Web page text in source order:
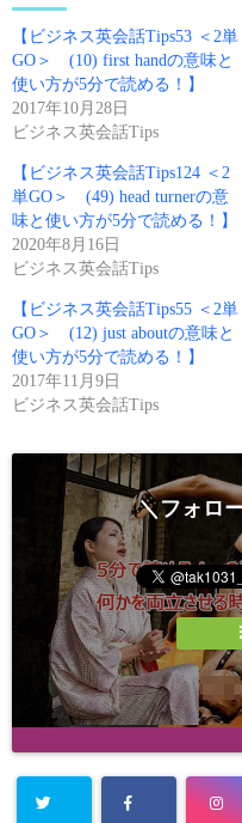
r
e
o
w
i
t
r
(
新
し
い
ウ
ィ
ン
ウ
で
開
き
ま
す
)
す
る
に
は
ク
リ
ッ
ク
て
く
だ
さ
い
新
し
ウ
ィ
ン
ド
ウ
開
き
)
【ビジネス英会話Tips53 ＜2単
GO＞ (10) first handの意味と
使い方が5分で読める！】
2017年10月28日
ビジネス英会話Tips
【ビジネス英会話Tips124 ＜2
単GO＞ (49) head turnerの意
味と使い方が5分で読める！】
2020年8月16日
ビジネス英会話Tips
【ビジネス英会話Tips55 ＜2単
GO＞ (12) just aboutの意味と
使い方が5分で読める！】
2017年11月9日
ビジネス英会話Tips
＼フォロ